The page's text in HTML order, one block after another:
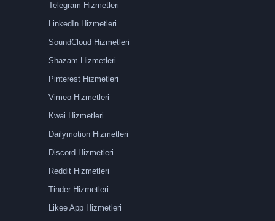
Telegram Hizmetleri
LinkedIn Hizmetleri
SoundCloud Hizmetleri
Shazam Hizmetleri
Pinterest Hizmetleri
Vimeo Hizmetleri
Kwai Hizmetleri
Dailymotion Hizmetleri
Discord Hizmetleri
Reddit Hizmetleri
Tinder Hizmetleri
Likee App Hizmetleri